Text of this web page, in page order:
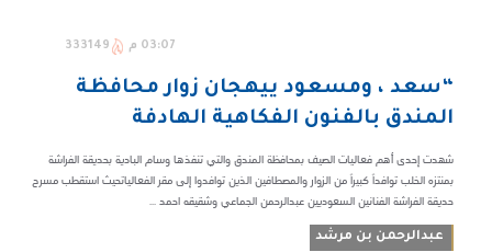
03:07 م 333149
“سعد ، ومسعود ييهجان زوار محافظة
المندق بالفنون الفكاهية الهادفة
شهدت إحدى أهم فعاليات الصيف بمحافظة المندق والتي تنفذها وسام البادية بحديقة الفراشة
بمنتزه الخلب توافداً كبيراً من الزوار والمصطافين الذين توافدوا إلى مقر الفعالياتحيث استقطب مسرح
حديقة الفراشة الفنانين السعوديين عبدالرحمن الجماعي وشقيقه احمد ...
عبدالرحمن بن مرشد